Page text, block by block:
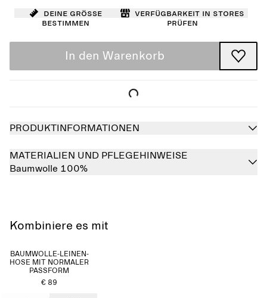
Deine Größe
bestimmen
Verfügbarkeit in Stores
prüfen
In den Warenkorb
PRODUKTINFORMATIONEN
MATERIALIEN UND PFLEGEHINWEISE
Baumwolle 100%
Kombiniere es mit
BAUMWOLLE-LEINEN-
HOSE MIT NORMALER
PASSFORM
€ 89